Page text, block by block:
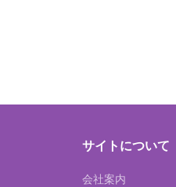
サイトについて
会社案内